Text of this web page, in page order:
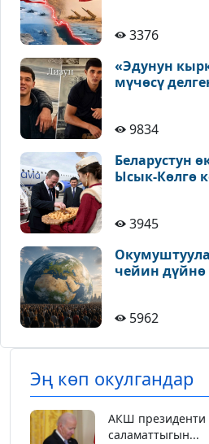
3376
«Эдунун
мүчөсү
9834
Беларустун
Ысык-Көлгө
3945
5962
Эң көп окулгандар
АКШ
саламаттыгын...